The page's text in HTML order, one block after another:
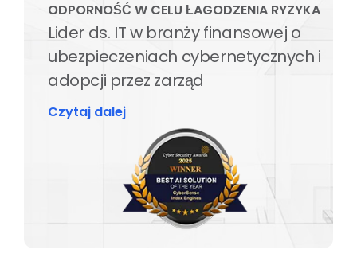
ODPORNOŚĆ W CELU ŁAGODZENIA RYZYKA
Lider ds. IT w branży finansowej o
ubezpieczeniach cybernetycznych i
adopcji przez zarząd
Czytaj dalej